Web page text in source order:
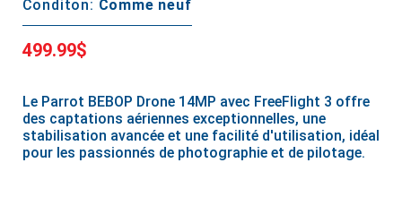
Conditon: Comme neuf
499.99$
Le Parrot BEBOP Drone 14MP avec FreeFlight 3 offre
des captations aériennes exceptionnelles, une
stabilisation avancée et une facilité d'utilisation, idéal
pour les passionnés de photographie et de pilotage.